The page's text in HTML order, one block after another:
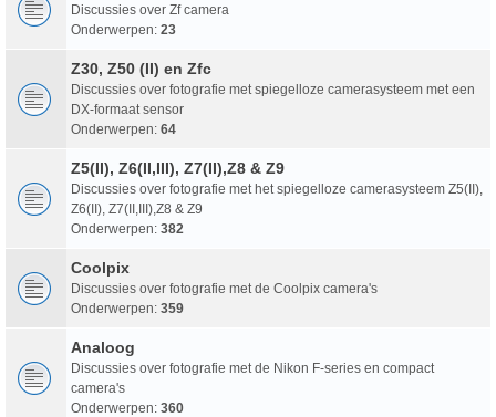
Discussies over Zf camera
Onderwerpen: 23
Z30, Z50 (II) en Zfc
Discussies over fotografie met spiegelloze camerasysteem met een
DX-formaat sensor
Onderwerpen: 64
Z5(II), Z6(II,III), Z7(II),Z8 & Z9
Discussies over fotografie met het spiegelloze camerasysteem Z5(II),
Z6(II), Z7(II,III),Z8 & Z9
Onderwerpen: 382
Coolpix
Discussies over fotografie met de Coolpix camera's
Onderwerpen: 359
Analoog
Discussies over fotografie met de Nikon F-series en compact
camera's
Onderwerpen: 360